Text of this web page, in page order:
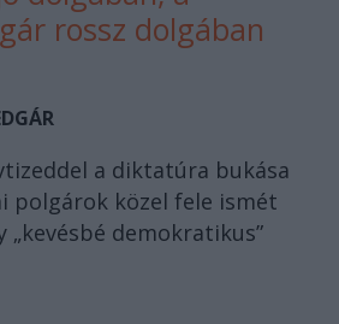
rossz dolgában
a diktatúra bukása
polgárok közel fele ismét
„kevésbé demokratikus”